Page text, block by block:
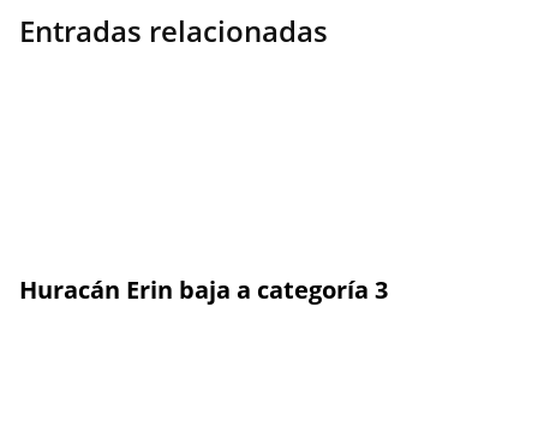
Entradas relacionadas
Huracán Erin baja a categoría 3